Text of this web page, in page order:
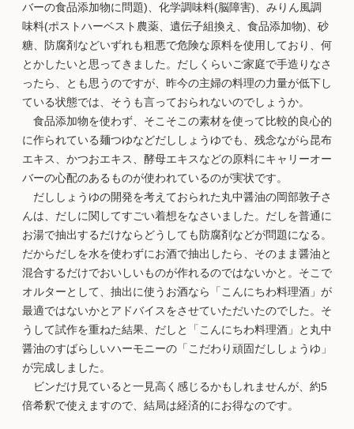
バーの食品添加物に問題)、化学調味料(脳障害)、みりん風調
味料(ポストハーベスト農薬、遺伝子組換え、食品添加物)、砂
糖、防腐剤などいずれも粗悪で危険な原料を使用しており、何
とかしたいと思ってきました。だしくらいご家庭で手造りなさ
ったら、とも思うのですが、昨今の主婦の料理の力量が低下し
ている状態では、そうも言っておられないのでしょうか。
食品添加物を使わず、そこそこの素材を使って比較的良心的
に作られている麺つゆなどだししょうゆでも、残念ながら昆布
エキス、かつおエキス、酵母エキスなどの原料にキャリーオー
バーの心配のあるものが使われているのが実状です。
だししょうゆの開発を考えておられた丸中醤油の岡部敦子さ
んは、だしに関してすごい着想をなさいました。だしを普通に
お湯で抽出するだけならどうしても防腐剤などが問題になる。
だからだしを水を使わずにお酒で抽出したら、そのまま醤油と
混合するだけでおいしいものが作れるのではないかと。そこで
オルターとして、抽出に使うお酒なら「こんにちわ料理酒」が
最適ではないかとアドバイスをさせていただいたのでした。そ
うして試作を重ねた結果、だしと「こんにちわ料理酒」と丸中
醤油のすばらしいハーモニーの「こだわり頑固だししょうゆ」
が完成しました。
ビンだけ見ていると一見高く感じるかもしれませんが、約5
倍希釈で使えますので、結局は経済的にお得なのです。